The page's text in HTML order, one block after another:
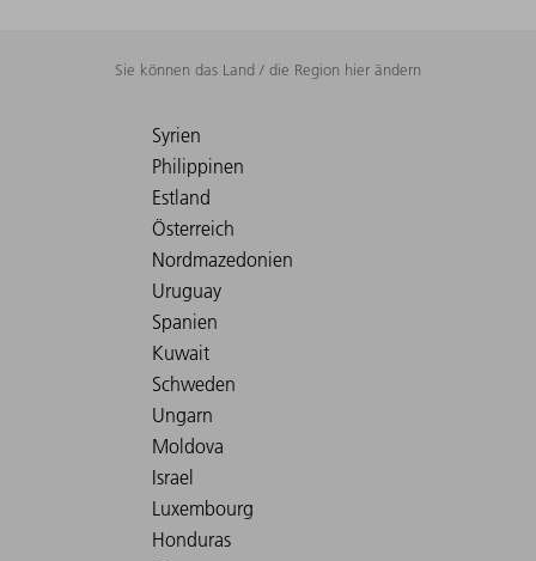
Sie können das Land / die Region hier ändern